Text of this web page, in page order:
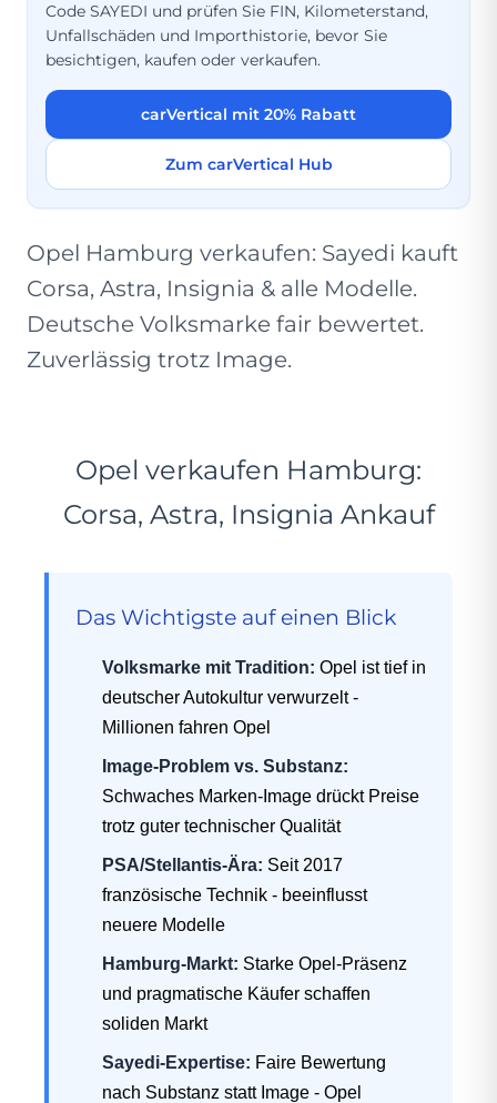
Code SAYEDI und prüfen Sie FIN, Kilometerstand,
Unfallschäden und Importhistorie, bevor Sie
besichtigen, kaufen oder verkaufen.
carVertical mit 20% Rabatt
Zum carVertical Hub
Opel Hamburg verkaufen: Sayedi kauft
Corsa, Astra, Insignia & alle Modelle.
Deutsche Volksmarke fair bewertet.
Zuverlässig trotz Image.
Opel verkaufen Hamburg:
Corsa, Astra, Insignia Ankauf
Das Wichtigste auf einen Blick
Volksmarke mit Tradition: Opel ist tief in
deutscher Autokultur verwurzelt -
Millionen fahren Opel
Image-Problem vs. Substanz:
Schwaches Marken-Image drückt Preise
trotz guter technischer Qualität
PSA/Stellantis-Ära: Seit 2017
französische Technik - beeinflusst
neuere Modelle
Hamburg-Markt: Starke Opel-Präsenz
und pragmatische Käufer schaffen
soliden Markt
Sayedi-Expertise: Faire Bewertung
nach Substanz statt Image - Opel